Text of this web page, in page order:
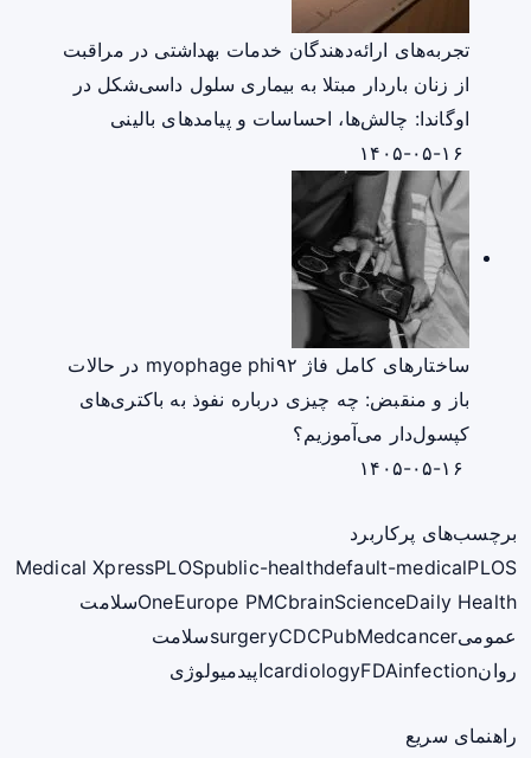
تجربه‌های ارائه‌دهندگان خدمات بهداشتی در مراقبت
از زنان باردار مبتلا به بیماری سلول داسی‌شکل در
اوگاندا: چالش‌ها، احساسات و پیامدهای بالینی
ساختارهای کامل فاژ myophage phi۹۲ در حالات
باز و منقبض: چه چیزی درباره نفوذ به باکتری‌های
کپسول‌دار می‌آموزیم؟
برچسب‌های پرکاربرد
Medical XpressPLOSpublic-healthdefault-medicalPLOS
OneEurope PMCbrainScienceDaily Health
سلامت
عمومی
surgeryCDCPubMedcancer
سلامت
روان
cardiologyFDAinfection اپیدمیولوژی
راهنمای سریع